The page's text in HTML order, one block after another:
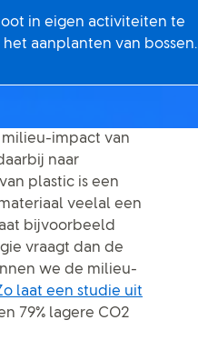
in eigen activiteiten te
aanplanten van bossen.
impact van
naar
plastic is een
veelal een
bijvoorbeeld
vraagt dan de
we de milieu-
laat een studie uit
79% lagere CO2